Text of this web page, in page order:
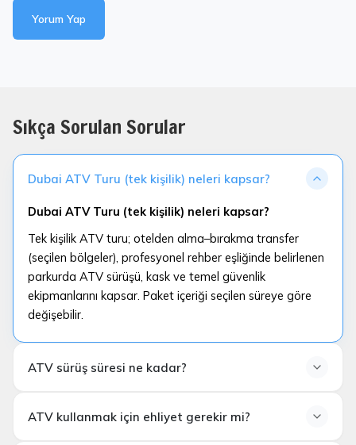
Yorum Yap
Sıkça Sorulan Sorular
Dubai ATV Turu (tek kişilik) neleri kapsar?
Dubai ATV Turu (tek kişilik) neleri kapsar?
Tek kişilik ATV turu; otelden alma–bırakma transfer
(seçilen bölgeler), profesyonel rehber eşliğinde belirlenen
parkurda ATV sürüşü, kask ve temel güvenlik
ekipmanlarını kapsar. Paket içeriği seçilen süreye göre
değişebilir.
ATV sürüş süresi ne kadar?
ATV sürüş süresi genellikle
30 dakika, 45 dakika veya
ATV kullanmak için ehliyet gerekir mi?